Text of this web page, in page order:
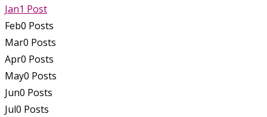
Jan1 Post
Feb0 Posts
Mar0 Posts
Apr0 Posts
May0 Posts
Jun0 Posts
Jul0 Posts